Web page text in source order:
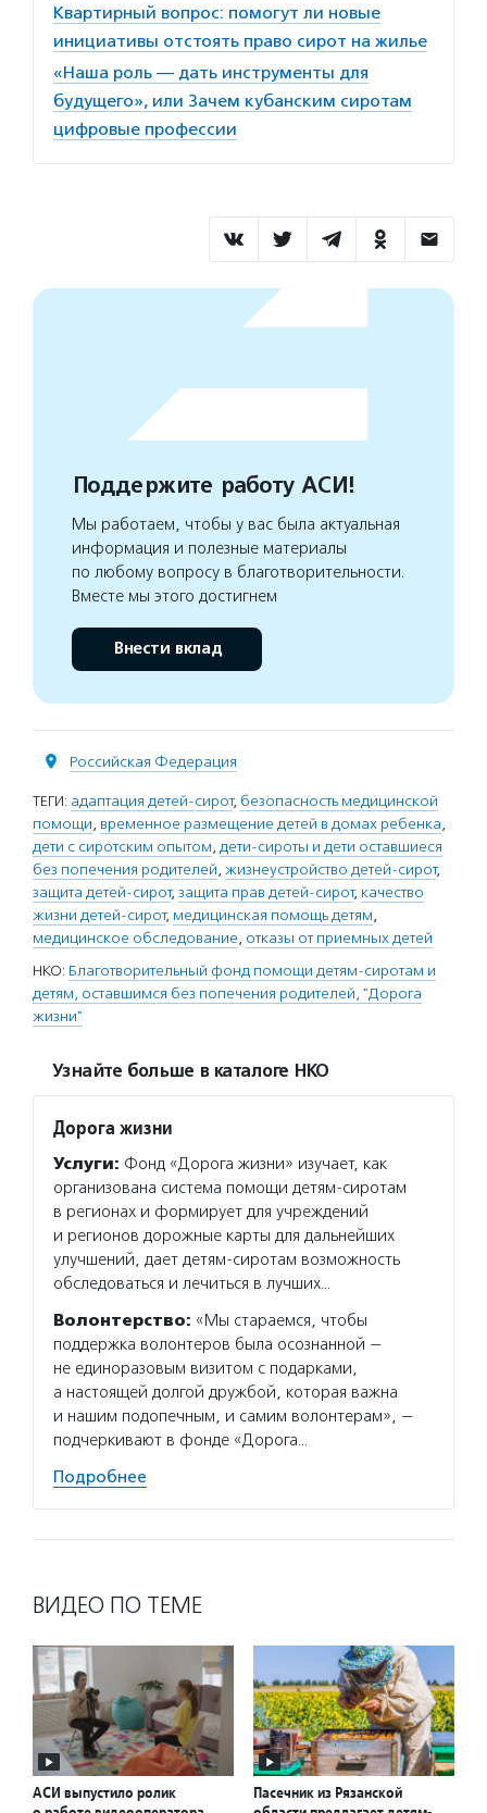
Квартирный вопрос: помогут ли новые
инициативы отстоять право сирот на жилье
«Наша роль — дать инструменты для
будущего», или Зачем кубанским сиротам
цифровые профессии
Поддержите работу АСИ!
Мы работаем, чтобы у вас была актуальная
информация и полезные материалы
по любому вопросу в благотворительности.
Вместе мы этого достигнем
Внести вклад
Российская Федерация
ТЕГИ: адаптация детей-сирот, безопасность медицинской
помощи, временное размещение детей в домах ребенка,
дети с сиротским опытом, дети-сироты и дети оставшиеся
без попечения родителей, жизнеустройство детей-сирот,
защита детей-сирот, защита прав детей-сирот, качество
жизни детей-сирот, медицинская помощь детям,
медицинское обследование, отказы от приемных детей
НКО: Благотворительный фонд помощи детям-сиротам и
детям, оставшимся без попечения родителей, "Дорога
жизни"
Узнайте больше в каталоге НКО
Дорога жизни
Услуги: Фонд «Дорога жизни» изучает, как
организована система помощи детям-сиротам
в регионах и формирует для учреждений
и регионов дорожные карты для дальнейших
улучшений, дает детям-сиротам возможность
обследоваться и лечиться в лучших…
Волонтерство: «Мы стараемся, чтобы
поддержка волонтеров была осознанной —
не единоразовым визитом с подарками,
а настоящей долгой дружбой, которая важна
и нашим подопечным, и самим волонтерам», —
подчеркивают в фонде «Дорога…
Подробнее
ВИДЕО ПО ТЕМЕ
АСИ выпустило ролик
Пасечник из Рязанской